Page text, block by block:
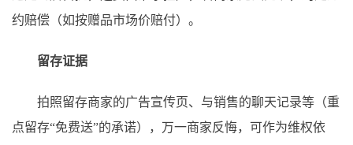
约赔偿（如按赠品市场价赔付）。
留存证据
拍照留存商家的广告宣传页、与销售的聊天记录等（重
点留存“免费送”的承诺），万一商家反悔，可作为维权依